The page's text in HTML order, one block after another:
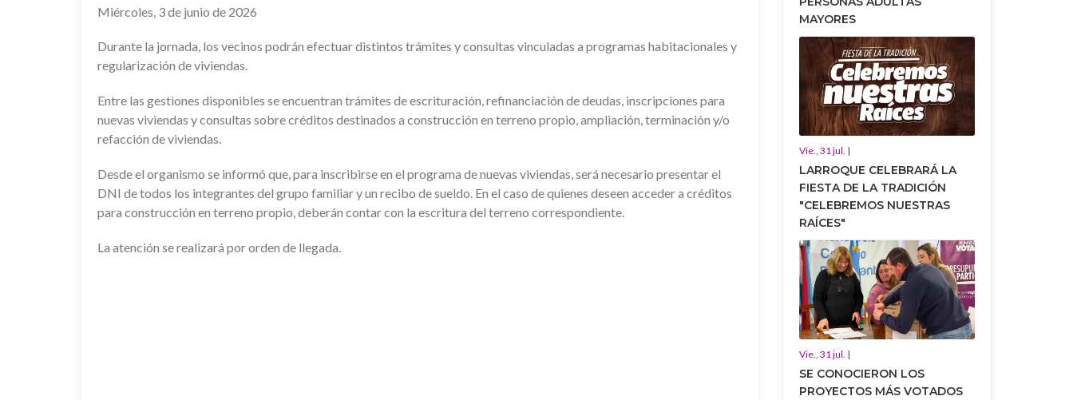
Miércoles, 3 de junio de 2026
Durante la jornada, los vecinos podrán efectuar distintos trámites y consultas vinculadas a programas habitacionales y
regularización de viviendas.
Entre las gestiones disponibles se encuentran trámites de escrituración, refinanciación de deudas, inscripciones para
nuevas viviendas y consultas sobre créditos destinados a construcción en terreno propio, ampliación, terminación y/o
refacción de viviendas.
Desde el organismo se informó que, para inscribirse en el programa de nuevas viviendas, será necesario presentar el
DNI de todos los integrantes del grupo familiar y un recibo de sueldo. En el caso de quienes deseen acceder a créditos
para construcción en terreno propio, deberán contar con la escritura del terreno correspondiente.
La atención se realizará por orden de llegada.
MAYORES
Vie., 31 jul. |
LARROQUE CELEBRARÁ LA
FIESTA DE LA TRADICIÓN
"CELEBREMOS NUESTRAS
RAÍCES"
Vie., 31 jul. |
SE CONOCIERON LOS
PROYECTOS MÁS VOTADOS